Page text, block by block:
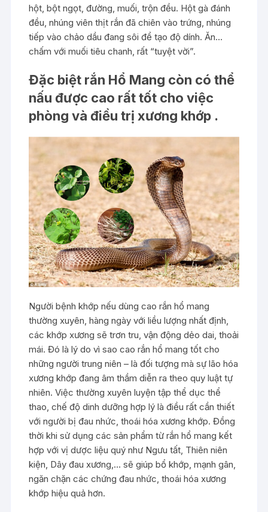
hột, bột ngọt, đường, muối, trộn đều. Hột gà đánh
đều, nhúng viên thịt rắn đã chiên vào trứng, nhúng
tiếp vào chảo dầu đang sôi để tạo độ dính. Ăn…
chấm với muối tiêu chanh, rất “tuyệt vời”.
Đặc biệt rắn Hổ Mang còn có thể
nấu được cao rất tốt cho việc
phòng và điều trị xương khớp .
Người bệnh khớp nếu dùng cao rắn hổ mang
thường xuyên, hàng ngày với liều lượng nhất định,
các khớp xương sẽ trơn tru, vận động dẻo dai, thoải
mái. Đó là lý do vì sao cao rắn hổ mang tốt cho
những người trung niên – là đối tượng mà sự lão hóa
xương khớp đang âm thầm diễn ra theo quy luật tự
nhiên. Việc thường xuyên luyện tập thể dục thể
thao, chế độ dinh dưỡng hợp lý là điều rất cần thiết
với người bị đau nhức, thoái hóa xương khớp. Đồng
thời khi sử dụng các sản phẩm từ rắn hổ mang kết
hợp với vị dược liệu quý như Ngưu tất, Thiên niên
kiện, Dây đau xương,… sẽ giúp bổ khớp, mạnh gân,
ngăn chặn các chứng đau nhức, thoái hóa xương
khớp hiệu quả hơn.